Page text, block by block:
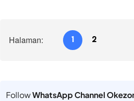
Halaman: 1 2
FollowWhatsApp Channel